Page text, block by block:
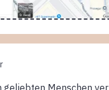
geliebten Menschen